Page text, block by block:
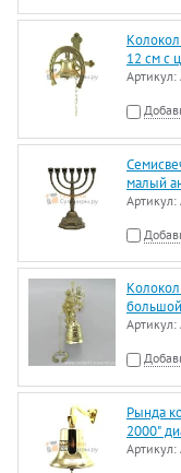
12 см с
Артикул:
малый
Артикул:
большой
Артикул:
Рында
2000"
Артикул: